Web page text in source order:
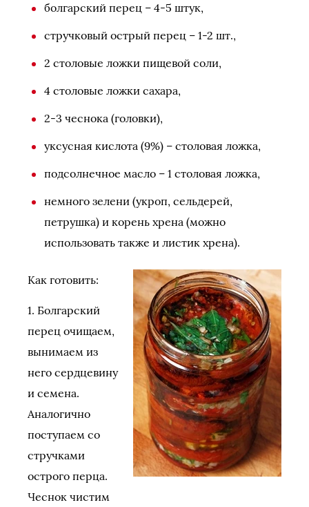
болгарский перец – 4-5 штук,
стручковый острый перец – 1-2 шт.,
2 столовые ложки пищевой соли,
4 столовые ложки сахара,
2-3 чеснока (головки),
уксусная кислота (9%) – столовая ложка,
подсолнечное масло – 1 столовая ложка,
немного зелени (укроп, сельдерей,
петрушка) и корень хрена (можно
использовать также и листик хрена).
Как готовить:
1. Болгарский
перец очищаем,
вынимаем из
него сердцевину
и семена.
Аналогично
поступаем со
стручками
острого перца.
Чеснок чистим